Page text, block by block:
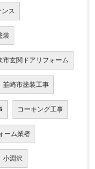
ンス
装
市玄関ドアリフォーム
韮崎市塗装工事
コーキング工事
ーム業者
小淵沢